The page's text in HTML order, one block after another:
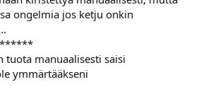
ongelmia jos ketju onkin
manuaalisesti saisi
ymmärtääkseni